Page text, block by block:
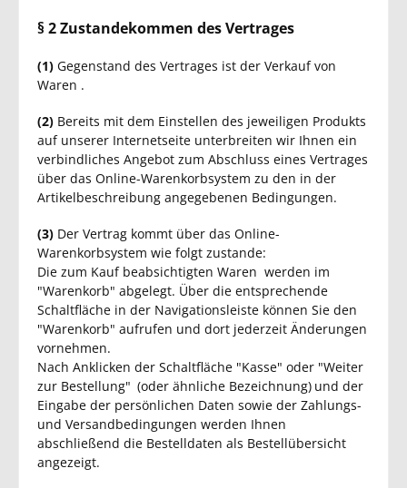
§ 2 Zustandekommen des Vertrages
(1) Gegenstand des Vertrages ist der Verkauf von
Waren .
(2) Bereits mit dem Einstellen des jeweiligen Produkts
auf unserer Internetseite unterbreiten wir Ihnen ein
verbindliches Angebot zum Abschluss eines Vertrages
über das Online-Warenkorbsystem zu den in der
Artikelbeschreibung angegebenen Bedingungen.
(3) Der Vertrag kommt über das Online-
Warenkorbsystem wie folgt zustande:
Die zum Kauf beabsichtigten Waren werden im
"Warenkorb" abgelegt. Über die entsprechende
Schaltfläche in der Navigationsleiste können Sie den
"Warenkorb" aufrufen und dort jederzeit Änderungen
vornehmen.
Nach Anklicken der Schaltfläche "Kasse" oder "Weiter
zur Bestellung" (oder ähnliche Bezeichnung) und der
Eingabe der persönlichen Daten sowie der Zahlungs-
und Versandbedingungen werden Ihnen
abschließend die Bestelldaten als Bestellübersicht
angezeigt.